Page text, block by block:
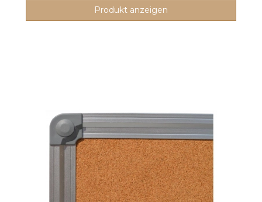
Produkt anzeigen